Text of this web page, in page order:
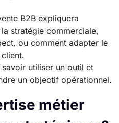
B2B expliquera
stratégie commerciale,
ou comment adapter le
utiliser un outil et
un objectif opérationnel.
métier